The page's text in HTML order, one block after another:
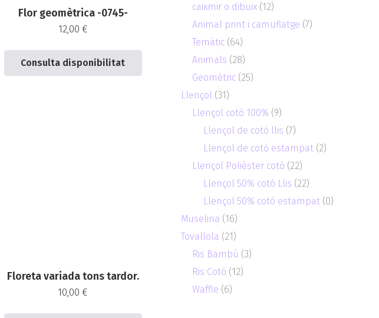
Flor geomètrica -0745-
12,00 €
Consulta disponibilitat
Floreta variada tons tardor.
10,00€
caixmir o dibuix (12)
Animal print i camuflatge (7)
Temàtic (64)
Animals (28)
Geomètric (25)
Llençol (31)
Llençol cotó 100% (9)
Llençol de cotó llis (7)
Llençol de cotó estampat (2)
Llençol Polièster cotó (22)
Llençol 50% cotó Llis (22)
Llençol 50% cotó estampat (0)
Muselina (16)
Tovallola (21)
Ris Bambú (3)
Ris Cotó (12)
Waffle (6)